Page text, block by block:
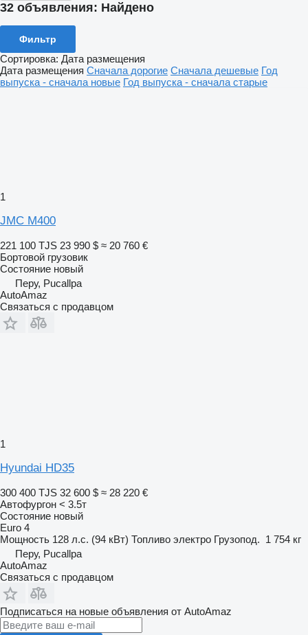
32 объявления: Найдено
Фильтр
Сортировка: Дата размещения
Дата размещения Сначала дорогие Сначала дешевые Год
выпуска - сначала новые Год выпуска - сначала старые
1
JMC M400
221 100 TJS 23 990 $ ≈ 20 760 €
Бортовой грузовик
Состояние новый
Перу, Pucallpa
AutoAmaz
Связаться с продавцом
1
Hyundai HD35
300 400 TJS 32 600 $ ≈ 28 220 €
Автофургон < 3.5т
Состояние новый
Euro 4
Мощность 128 л.с. (94 кВт) Топливо электро Грузопод. 1 754 кг
Перу, Pucallpa
AutoAmaz
Связаться с продавцом
Подписаться на новые объявления от AutoAmaz